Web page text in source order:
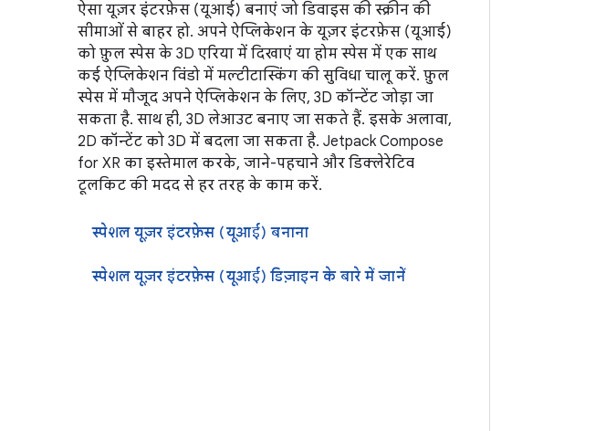
ऐसा यूज़र इंटरफ़ेस (यूआई) बनाएं जो डिवाइस की स्क्रीन की
सीमाओं से बाहर हो. अपने ऐप्लिकेशन के यूज़र इंटरफ़ेस (यूआई)
को फ़ुल स्पेस के 3D एरिया में दिखाएं या होम स्पेस में एक साथ
कई ऐप्लिकेशन विंडो में मल्टीटास्किंग की सुविधा चालू करें. फ़ुल
स्पेस में मौजूद अपने ऐप्लिकेशन के लिए, 3D कॉन्टेंट जोड़ा जा
सकता है. साथ ही, 3D लेआउट बनाए जा सकते हैं. इसके अलावा,
2D कॉन्टेंट को 3D में बदला जा सकता है. Jetpack Compose
for XR का इस्तेमाल करके, जाने-पहचाने और डिक्लेरेटिव
टूलकिट की मदद से हर तरह के काम करें.
स्पेशल यूज़र इंटरफ़ेस (यूआई) बनाना
स्पेशल यूज़र इंटरफ़ेस (यूआई) डिज़ाइन के बारे में जानें